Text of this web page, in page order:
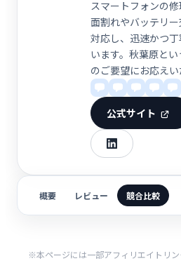
スマートフォンの
面割れやバッテリ
対応し、迅速かつ
います。秋葉原と
のご要望にお応えい
公式サイト
概要 レビュー 競合比較
※本ページには一部アフィリエイトリン